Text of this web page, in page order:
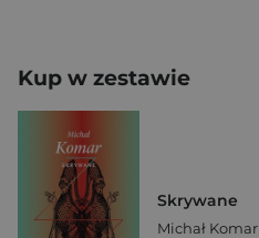
Kup w zestawie
Skrywane
Michał Komar